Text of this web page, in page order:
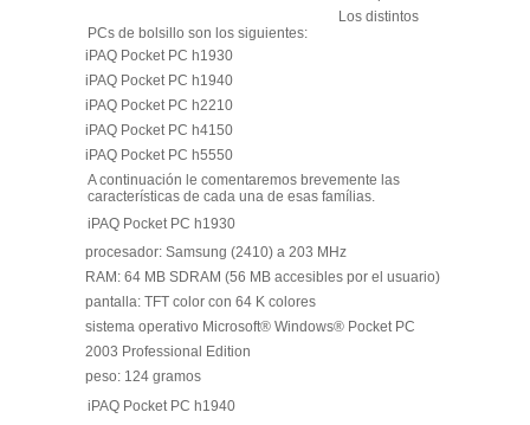
Los distintos
PCs de bolsillo son los siguientes:
iPAQ Pocket PC h1930
iPAQ Pocket PC h1940
iPAQ Pocket PC h2210
iPAQ Pocket PC h4150
iPAQ Pocket PC h5550
A continuación le comentaremos brevemente las
características de cada una de esas famílias.
iPAQ Pocket PC h1930
procesador: Samsung (2410) a 203 MHz
RAM: 64 MB SDRAM (56 MB accesibles por el usuario)
pantalla: TFT color con 64 K colores
sistema operativo Microsoft® Windows® Pocket PC
2003 Professional Edition
peso: 124 gramos
iPAQ Pocket PC h1940